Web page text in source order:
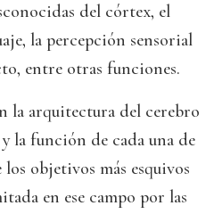
del córtex, el
la percepción sensorial
entre otras funciones.
arquitectura del cerebro
la función de cada una de
los objetivos más esquivos
en ese campo por las